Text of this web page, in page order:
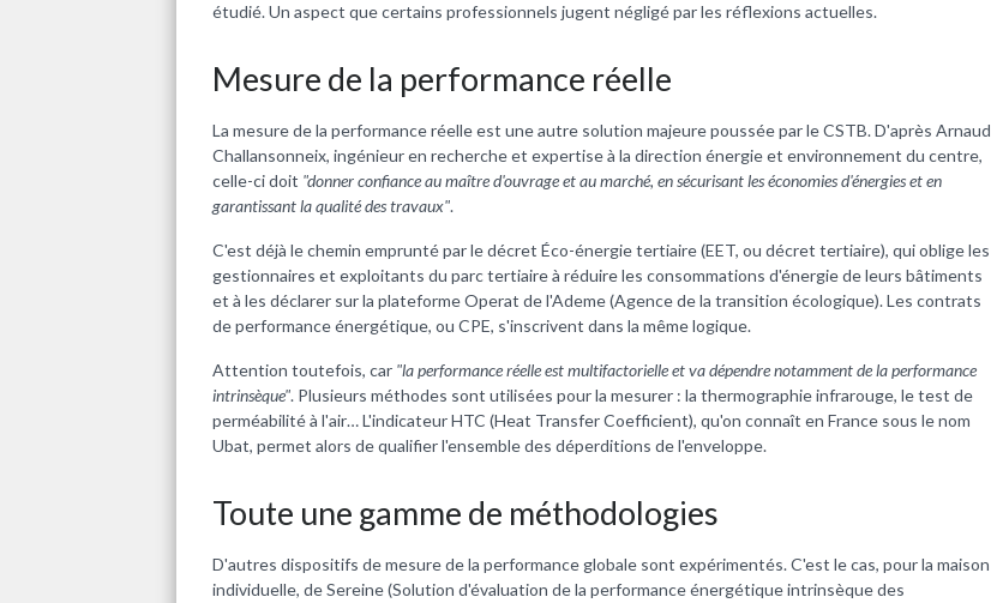
étudié. Un aspect que certains professionnels jugent négligé par les réflexions actuelles.
Mesure de la performance réelle
La mesure de la performance réelle est une autre solution majeure poussée par le CSTB. D'après Arnaud
Challansonneix, ingénieur en recherche et expertise à la direction énergie et environnement du centre,
celle-ci doit "donner confiance au maître d'ouvrage et au marché, en sécurisant les économies d'énergies et en
garantissant la qualité des travaux".
C'est déjà le chemin emprunté par le décret Éco-énergie tertiaire (EET, ou décret tertiaire), qui oblige les
gestionnaires et exploitants du parc tertiaire à réduire les consommations d'énergie de leurs bâtiments
et à les déclarer sur la plateforme Operat de l'Ademe (Agence de la transition écologique). Les contrats
de performance énergétique, ou CPE, s'inscrivent dans la même logique.
Attention toutefois, car "la performance réelle est multifactorielle et va dépendre notamment de la performance
intrinsèque". Plusieurs méthodes sont utilisées pour la mesurer : la thermographie infrarouge, le test de
perméabilité à l'air… L'indicateur HTC (Heat Transfer Coefficient), qu'on connaît en France sous le nom
Ubat, permet alors de qualifier l'ensemble des déperditions de l'enveloppe.
Toute une gamme de méthodologies
D'autres dispositifs de mesure de la performance globale sont expérimentés. C'est le cas, pour la maison
individuelle, de Sereine (Solution d'évaluation de la performance énergétique intrinsèque des